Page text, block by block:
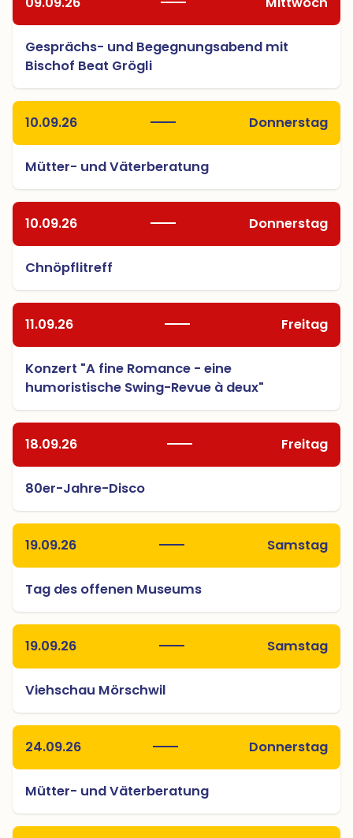
Gesprächs- und Begegnungsabend mit
Bischof Beat Grögli
10.09.26 Donnerstag
Mütter- und Väterberatung
10.09.26 Donnerstag
Chnöpflitreff
11.09.26 Freitag
Konzert "A fine Romance - eine
humoristische Swing-Revue à deux"
18.09.26 Freitag
80er-Jahre-Disco
19.09.26 Samstag
Tag des offenen Museums
19.09.26 Samstag
Viehschau Mörschwil
24.09.26 Donnerstag
Mütter- und Väterberatung